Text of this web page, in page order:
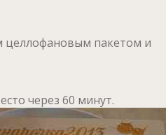
целлофановым пакетом и
через 60 минут.